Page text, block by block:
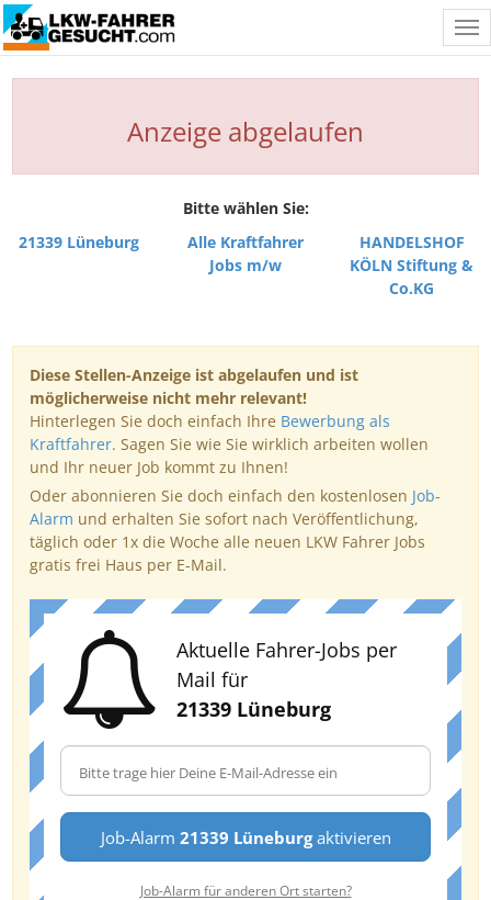
Anzeige abgelaufen
Bitte wählen Sie:
21339 Lüneburg
Alle Kraftfahrer
Jobs m/w
HANDELSHOF
KÖLN Stiftung &
Co.KG
Diese Stellen-Anzeige ist abgelaufen und ist
möglicherweise nicht mehr relevant!
Hinterlegen Sie doch einfach Ihre Bewerbung als
Kraftfahrer. Sagen Sie wie Sie wirklich arbeiten wollen
und Ihr neuer Job kommt zu Ihnen!
Oder abonnieren Sie doch einfach den kostenlosen Job-
Alarm und erhalten Sie sofort nach Veröffentlichung,
täglich oder 1x die Woche alle neuen LKW Fahrer Jobs
gratis frei Haus per E-Mail.
Aktuelle Fahrer-Jobs per
Mail für
21339 Lüneburg
Job-Alarm 21339 Lüneburgaktivieren
Job-Alarm für anderen Ort starten?